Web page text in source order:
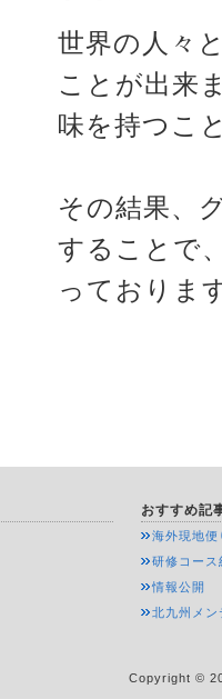
世界の人々
ことが出来
味を持つこ
その結果、
することで
っておりま
おすすめ記
海外現地便
研修コース
情報公開
北九州メン
Copyright ©